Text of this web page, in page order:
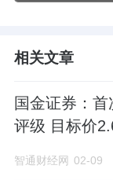
相关文章
国金证券：首
评级 目标价
智通财经网 02-09